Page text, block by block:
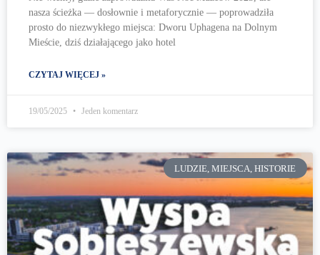
nasza ścieżka — dosłownie i metaforycznie — poprowadziła
prosto do niezwykłego miejsca: Dworu Uphagena na Dolnym
Mieście, dziś działającego jako hotel
CZYTAJ WIĘCEJ »
19/05/2025 Jeden komentarz
LUDZIE, MIEJSCA, HISTORIE